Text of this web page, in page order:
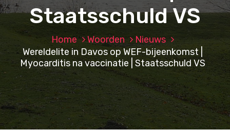
Staatsschuld VS
Home Woorden
Nieuws
Wereldelite in Davos op WEF-bijeenkomst |
Myocarditis na vaccinatie | Staatsschuld VS